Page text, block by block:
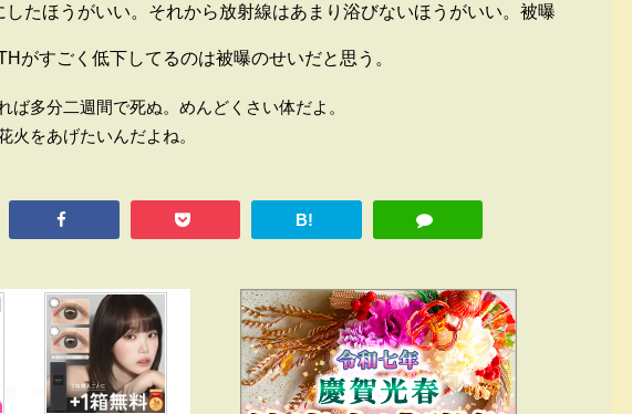
たほうがいい。それから放射線はあまり浴びないほうがいい。被曝
がすごく低下してるのは被曝のせいだと思う。
ば多分二週間で死ぬ。めんどくさい体だよ。
火をあげたいんだよね。
B!